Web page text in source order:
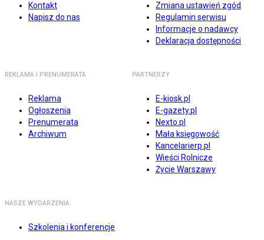
Kontakt
Napisz do nas
Zmiana ustawień zgód
Regulamin serwisu
Informacje o nadawcy
Deklaracja dostępności
REKLAMA I PRENUMERATA
Reklama
Ogłoszenia
Prenumerata
Archiwum
PARTNERZY
E-kiosk.pl
E-gazety.pl
Nexto.pl
Mała księgowość
Kancelarierp.pl
Wieści Rolnicze
Życie Warszawy
NASZE WYDARZENIA
Szkolenia i konferencje